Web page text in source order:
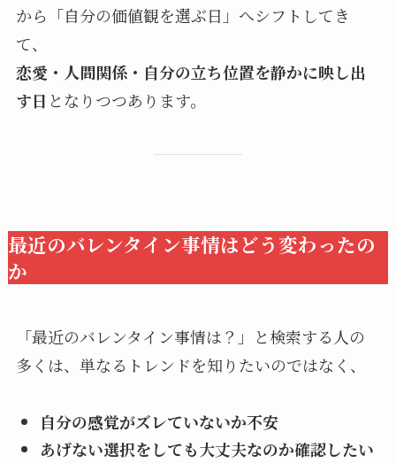
から「自分の価値観を選ぶ日」へシフトしてき
て、
恋愛・人間関係・自分の立ち位置を静かに映し出
す日 となりつつあります。
最近のバレンタイン事情はどう変わったの
か
「最近のバレンタイン事情は？」と検索する人の
多くは、単なるトレンドを知りたいのではなく、
自分の感覚がズレていないか不安
あげない選択をしても大丈夫なのか確認したい